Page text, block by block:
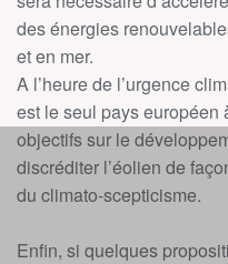
des énergies
et en mer.
A l’heure de l’urgence
est le seul pays européen
objectifs sur le
discréditer l’éolien de
du climato-scepticisme.
Enfin, si quelques